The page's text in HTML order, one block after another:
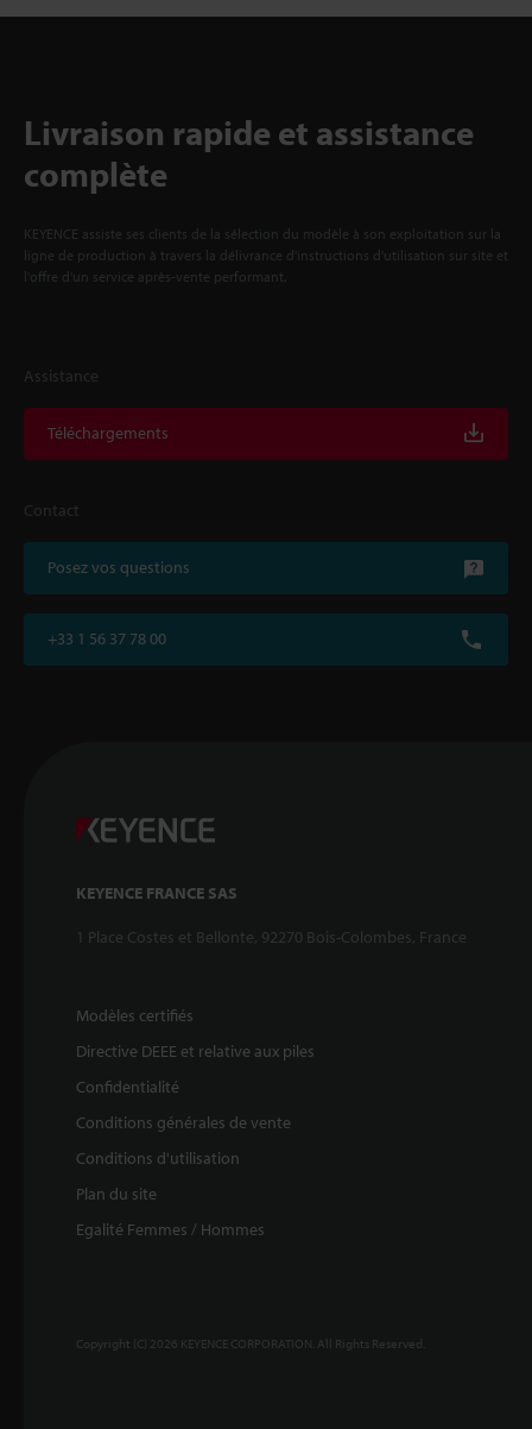
Livraison rapide et assistance
complète
KEYENCE assiste ses clients de la sélection du modèle à son exploitation sur la
ligne de production à travers la délivrance d'instructions d'utilisation sur site et
l'offre d'un service après-vente performant.
Assistance
Téléchargements
Contact
Posez vos questions
+33 1 56 37 78 00
KEYENCE FRANCE SAS
1 Place Costes et Bellonte, 92270 Bois-Colombes, France
Modèles certifiés
Directive DEEE et relative aux piles
Confidentialité
Conditions générales de vente
Conditions d'utilisation
Plan du site
Egalité Femmes / Hommes
Copyright (C) 2026 KEYENCE CORPORATION. All Rights Reserved.